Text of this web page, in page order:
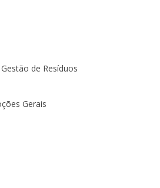
de Resíduos
Gerais